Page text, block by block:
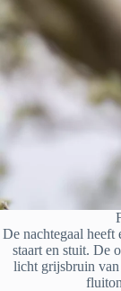
De nachtegaal heeft
staart en stuit. De
licht grijsbruin